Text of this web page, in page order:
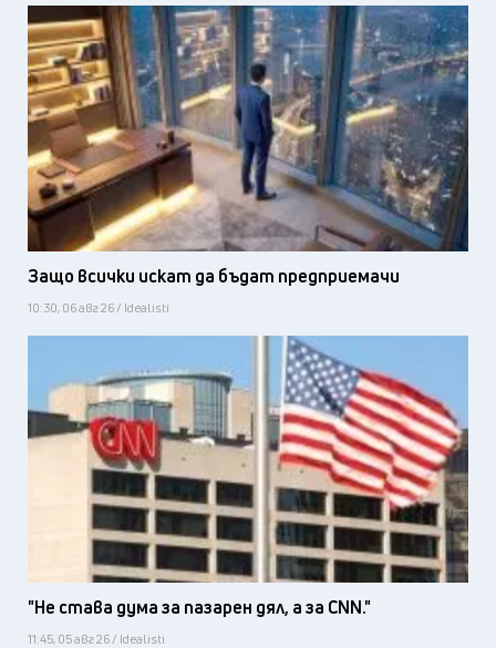
Защо всички искат да бъдат предприемачи
10:30, 06 авг 26 / Idealisti
"Не става дума за пазарен дял, а за CNN."
11:45, 05 авг 26 / Idealisti